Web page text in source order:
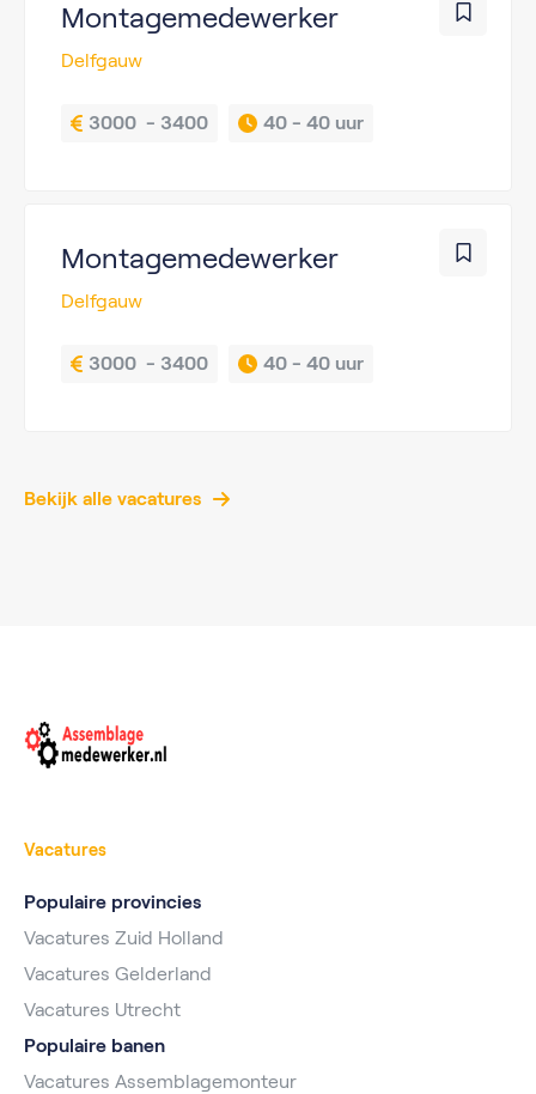
Montagemedewerker
Delfgauw
3000  - 3400 40 - 40 uur
Montagemedewerker
Delfgauw
3000  - 3400 40 - 40 uur
Bekijk alle vacatures
Vacatures
Populaire provincies
Vacatures Zuid Holland
Vacatures Gelderland
Vacatures Utrecht
Populaire banen
Vacatures Assemblagemonteur